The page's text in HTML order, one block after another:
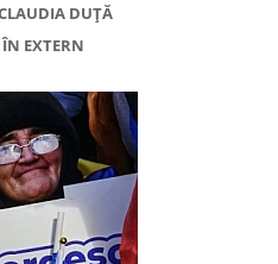
DUȚĂ
EXTERN